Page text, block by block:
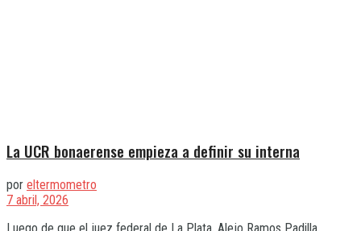
La UCR bonaerense empieza a definir su interna
por eltermometro
7 abril, 2026